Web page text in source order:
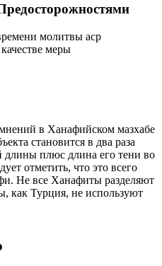
молитвы аср
меры
в Ханафийском мазхабе
становится в два раза
длины плюс длина его тени во
отметить, что это всего
Не все Ханафиты разделяют
как Турция, не используют